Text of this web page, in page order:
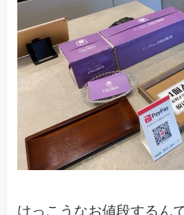
けっこうなお値段するん